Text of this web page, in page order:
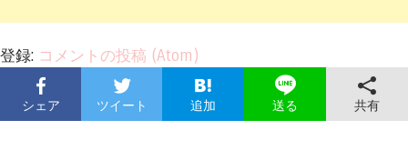
登録: コメントの投稿 (Atom)
シェア ツイート 追加 送る 共有